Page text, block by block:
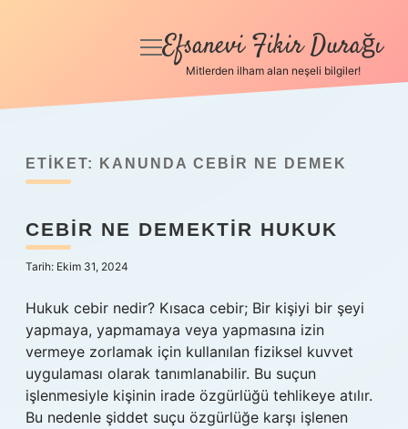
Anasayfa
Yasal Uyarı
Hakkımızda
menüyü
Efsanevi Fikir Durağı
Mitlerden ilham alan neşeli bilgiler!
ETIKET: KANUNDA CEBIR NE DEMEK
CEBIR NE DEMEKTIR HUKUK
Tarih: Ekim 31, 2024
Hukuk cebir nedir? Kısaca cebir; Bir kişiyi bir şeyi
yapmaya, yapmamaya veya yapmasına izin
vermeye zorlamak için kullanılan fiziksel kuvvet
uygulaması olarak tanımlanabilir. Bu suçun
işlenmesiyle kişinin irade özgürlüğü tehlikeye atılır.
Bu nedenle şiddet suçu özgürlüğe karşı işlenen